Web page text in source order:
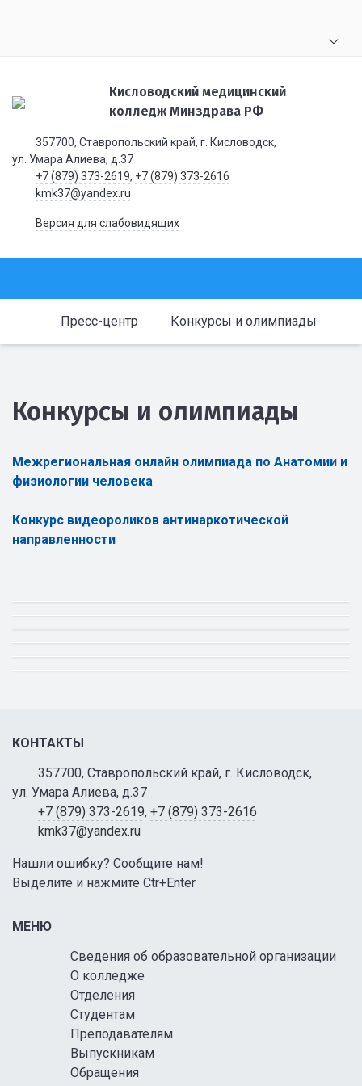
Кисловодский медицинский
колледж Минздрава РФ
357700, Ставропольский край, г. Кисловодск,
ул. Умара Алиева, д.37
+7 (879) 373-2619, +7 (879) 373-2616
kmk37@yandex.ru
Версия для слабовидящих
Пресс-центр Конкурсы и олимпиады
Конкурсы и олимпиады
Межрегиональная онлайн олимпиада по Анатомии и
физиологии человека
Конкурс видеороликов антинаркотической
направленности
КОНТАКТЫ
357700, Ставропольский край, г. Кисловодск,
ул. Умара Алиева, д.37
+7 (879) 373-2619, +7 (879) 373-2616
kmk37@yandex.ru
Нашли ошибку? Сообщите нам!
Выделите и нажмите Ctr+Enter
МЕНЮ
Сведения об образовательной организации
О колледже
Отделения
Студентам
Преподавателям
Выпускникам
Обращения